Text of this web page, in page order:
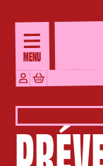
MENU
MENU